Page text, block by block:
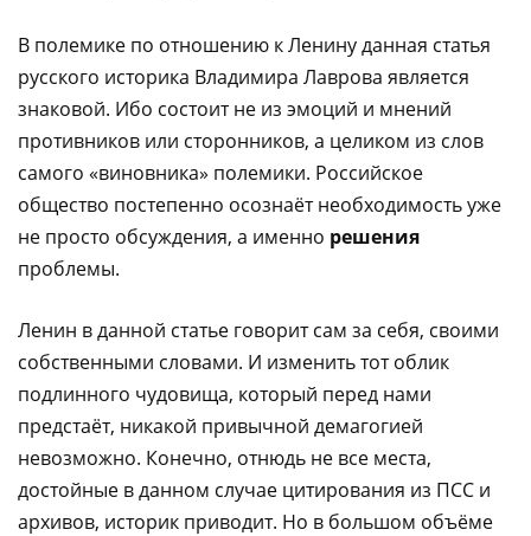
В полемике по отношению к Ленину данная статья
русского историка Владимира Лаврова является
знаковой. Ибо состоит не из эмоций и мнений
противников или сторонников, а целиком из слов
самого «виновника» полемики. Российское
общество постепенно осознаёт необходимость уже
не просто обсуждения, а именно решения
проблемы.
Ленин в данной статье говорит сам за себя, своими
собственными словами. И изменить тот облик
подлинного чудовища, который перед нами
предстаёт, никакой привычной демагогией
невозможно. Конечно, отнюдь не все места,
достойные в данном случае цитирования из ПСС и
архивов, историк приводит. Но в большом объёме